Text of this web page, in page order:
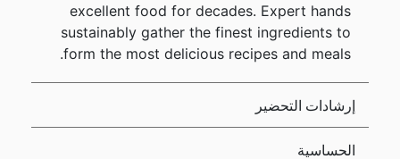
excellent food for decades. Expert hands
sustainably gather the finest ingredients to
form the most delicious recipes and meals.
إرشادات التحضير
الحساسية